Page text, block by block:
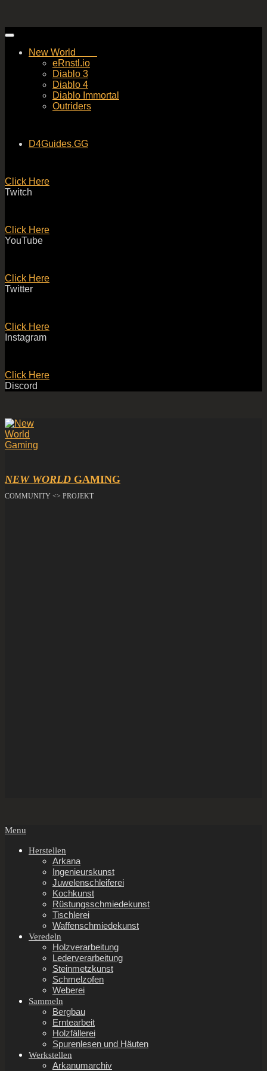
Skip
contentNew World
eRnstl.io
Diablo 3
Diablo 4
Diablo Immortal
Outriders
D4Guides.GG
Click Here
Twitch
Click Here
YouTube
Click Here
Twitter
Click Here
Instagram
Click Here
Discord
NEW WORLD GAMING
COMMUNITY <> PROJEKT
Secondary
Menu
Menu
Herstellen
Arkana
Ingenieurskunst
Juwelenschleiferei
Kochkunst
Rüstungsschmiedekunst
Tischlerei
Waffenschmiedekunst
Veredeln
Holzverarbeitung
Lederverarbeitung
Steinmetzkunst
Schmelzofen
Weberei
Sammeln
Bergbau
Erntearbeit
Holzfällerei
Spurenlesen und Häuten
Werkstellen
Arkanumarchiv